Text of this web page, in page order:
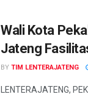
Wali Kota
Jateng
BY TIM LENTERAJATENG
LENTERAJATENG,